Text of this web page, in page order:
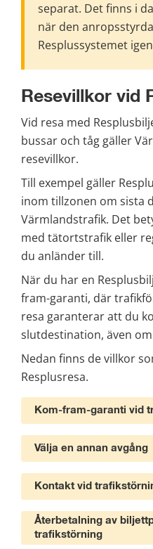
separat. Det finns i
när den
Resplussystemet
Resevillkor vid
Vid resa med
bussar och tåg gäller
resevillkor.
Till exempel gäller
inom tillzonen om sista
Värmlandstrafik. Det
med tätortstrafik eller
du anländer till.
När du har en
fram-garanti, där
resa garanterar att du
slutdestination, även
Nedan finns de villkor
Resplusresa.
Kom-fram-garanti vid
Välja en annan avgång
Kontakt vid
Återbetalning av
trafikstörning